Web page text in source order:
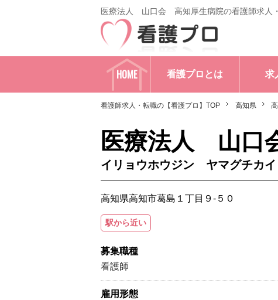
医療法人 山口会 高知厚生病院の看護師求人
HOME 看護プロとは 求
看護師求人・転職の【看護プロ】TOP 高知県
医療法人 山口
イリョウホウジン ヤマグチカ
高知県高知市葛島１丁目９-５０
駅から近い
募集職種
看護師
雇用形態